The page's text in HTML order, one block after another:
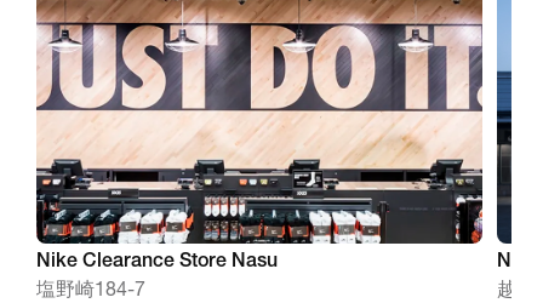
Nike Clearance Store Nasu
塩野崎184-7
Nike
越名